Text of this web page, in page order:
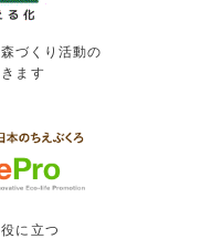
づくり活動の
ます
に立つ